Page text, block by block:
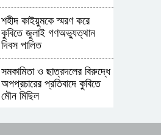
শহীদ কাইয়ুমকে স্মরণ করে
কুবিতে জুলাই গণঅভ্যুত্থান
দিবস পালিত
সমকামিতা ও ছাত্রদলের বিরুদ্ধে
অপপ্রচারের প্রতিবাদে কুবিতে
মৌন মিছিল
অন্যের অধিকার নিয়ে সোচ্চার,